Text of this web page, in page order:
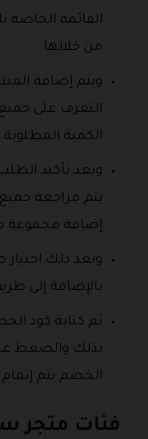
القائمة الخاصة
من خلالها.
ويتم إضافة
التعرف على
الكمية المطلوبة.
وبعد تأكيد
يتم مراجعة جميع
إضافة مجموعة
وبعد ذلك اختيار
بالإضافة إلى
ثم كتابة كود
بذلك والضغط
الخصم يتم
فئات متجر